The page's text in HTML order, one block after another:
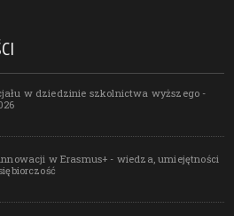
w dziedzinie szkolnictwa wyższego -
w Erasmus+ - wiedza, umiejętności